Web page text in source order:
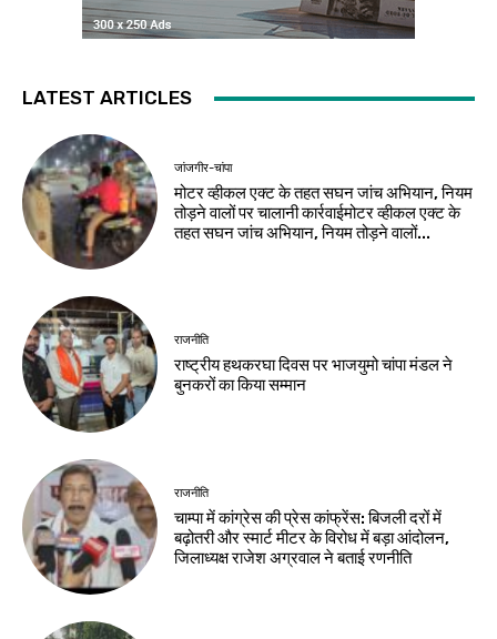
LATEST ARTICLES
जांजगीर-चांपा
मोटर व्हीकल एक्ट के तहत सघन जांच अभियान, नियम
तोड़ने वालों पर चालानी कार्रवाईमोटर व्हीकल एक्ट के
तहत सघन जांच अभियान, नियम तोड़ने वालों...
राजनीति
राष्ट्रीय हथकरघा दिवस पर भाजयुमो चांपा मंडल ने
बुनकरों का किया सम्मान
राजनीति
चाम्पा में कांग्रेस की प्रेस कांफ्रेंस: बिजली दरों में
बढ़ोतरी और स्मार्ट मीटर के विरोध में बड़ा आंदोलन,
जिलाध्यक्ष राजेश अग्रवाल ने बताई रणनीति